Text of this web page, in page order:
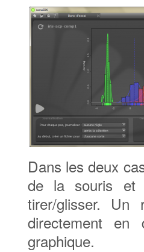
Dans les deux
de la souris et
tirer/glisser. Un
directement en
graphique.